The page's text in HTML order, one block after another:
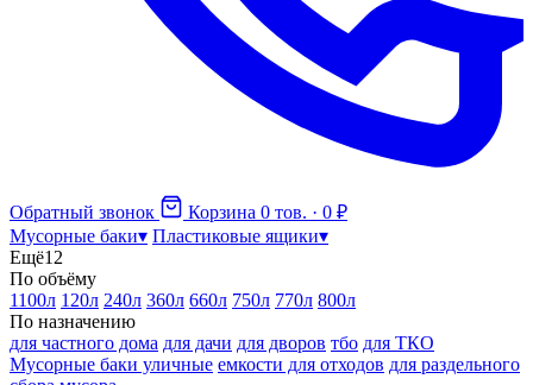
Обратный звонок Корзина 0 тов. · 0 ₽
Мусорные баки▾ Пластиковые ящики▾
Ещё12
По объёму
1100л 120л 240л 360л 660л 750л 770л 800л
По назначению
для частного дома для дачи для дворов тбо для ТКО
Мусорные баки уличные емкости для отходов для раздельного